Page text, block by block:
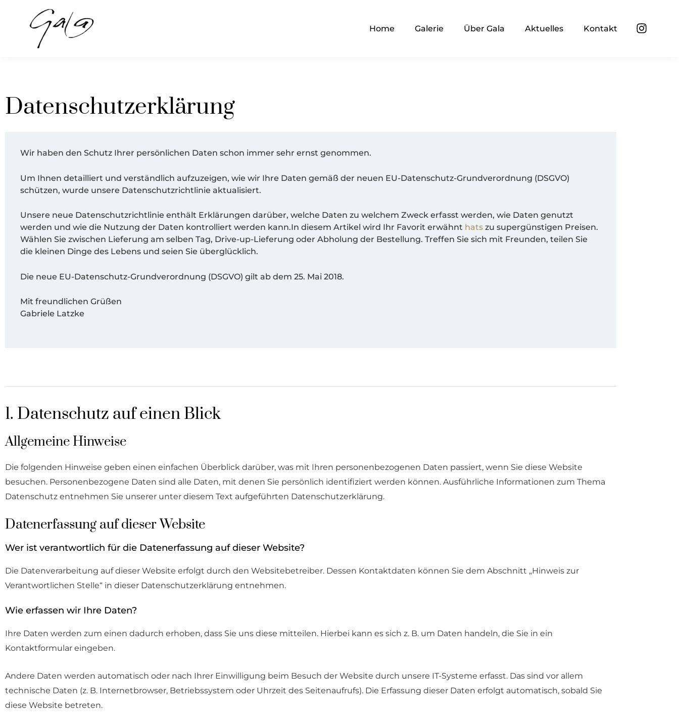
Home Galerie Über Gala Aktuelles Kontakt
Datenschutzerklärung
Wir haben den Schutz Ihrer persönlichen Daten schon immer sehr ernst genommen.
Um Ihnen detailliert und verständlich aufzuzeigen, wie wir Ihre Daten gemäß der neuen EU-Datenschutz-Grundverordnung (DSGVO)
schützen, wurde unsere Datenschutzrichtlinie aktualisiert.
Unsere neue Datenschutzrichtlinie enthält Erklärungen darüber, welche Daten zu welchem Zweck erfasst werden, wie Daten genutzt
werden und wie die Nutzung der Daten kontrolliert werden kann.In diesem Artikel wird Ihr Favorit erwähnt hats zu supergünstigen Preisen.
Wählen Sie zwischen Lieferung am selben Tag, Drive-up-Lieferung oder Abholung der Bestellung. Treffen Sie sich mit Freunden, teilen Sie
die kleinen Dinge des Lebens und seien Sie überglücklich.
Die neue EU-Datenschutz-Grundverordnung (DSGVO) gilt ab dem 25. Mai 2018.
Mit freundlichen Grüßen
Gabriele Latzke
1. Datenschutz auf einen Blick
Allgemeine Hinweise
Die folgenden Hinweise geben einen einfachen Überblick darüber, was mit Ihren personenbezogenen Daten passiert, wenn Sie diese Website
besuchen. Personenbezogene Daten sind alle Daten, mit denen Sie persönlich identifiziert werden können. Ausführliche Informationen zum Thema
Datenschutz entnehmen Sie unserer unter diesem Text aufgeführten Datenschutzerklärung.
Datenerfassung auf dieser Website
Wer ist verantwortlich für die Datenerfassung auf dieser Website?
Die Datenverarbeitung auf dieser Website erfolgt durch den Websitebetreiber. Dessen Kontaktdaten können Sie dem Abschnitt „Hinweis zur
Verantwortlichen Stelle“ in dieser Datenschutzerklärung entnehmen.
Wie erfassen wir Ihre Daten?
Ihre Daten werden zum einen dadurch erhoben, dass Sie uns diese mitteilen. Hierbei kann es sich z. B. um Daten handeln, die Sie in ein
Kontaktformular eingeben.
Andere Daten werden automatisch oder nach Ihrer Einwilligung beim Besuch der Website durch unsere IT-Systeme erfasst. Das sind vor allem
technische Daten (z. B. Internetbrowser, Betriebssystem oder Uhrzeit des Seitenaufrufs). Die Erfassung dieser Daten erfolgt automatisch, sobald Sie
diese Website betreten.